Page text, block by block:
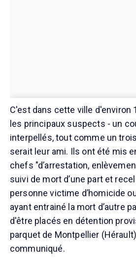
C'est dans cette ville d'environ
les principaux suspects - un
interpellés, tout comme un
serait leur ami. Ils ont été mis
chefs "d’arrestation,
suivi de mort d’une part et
personne victime d’homicide
ayant entrainé la mort d’autre
d'être placés en détention
parquet de Montpellier
communiqué.